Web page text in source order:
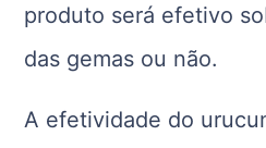
produto será efetivo
das gemas ou não.
A efetividade do